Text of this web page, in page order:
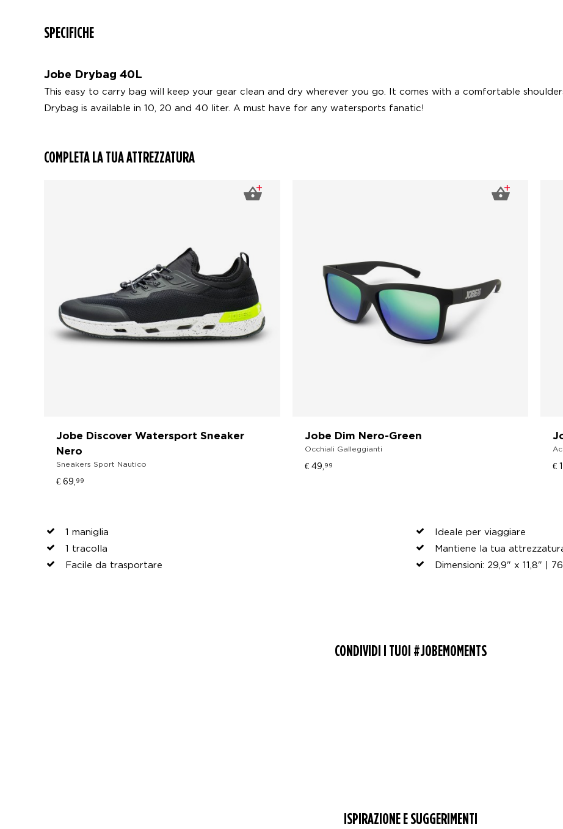
SPECIFICHE
Jobe Drybag 40L
This easy to carry bag will keep your gear clean and dry wherever you go. It comes with a comfortable
Drybag is available in 10, 20 and 40 liter. A must have for any watersports fanatic!
COMPLETA LA TUA ATTREZZATURA
Jobe Discover Watersport Sneaker
Nero
Sneakers Sport Nautico
€ 69, 99
Jobe Dim Nero-Green
Occhiali Galleggianti
€ 49, 99 €
1 maniglia
1 tracolla
Facile da trasportare
Ideale per viaggiare
Mantiene la tua
Dimensioni: 29,9" x 11,8" |
CONDIVIDI I TUOI #JOBEMOMENTS
ISPIRAZIONE E SUGGERIMENTI